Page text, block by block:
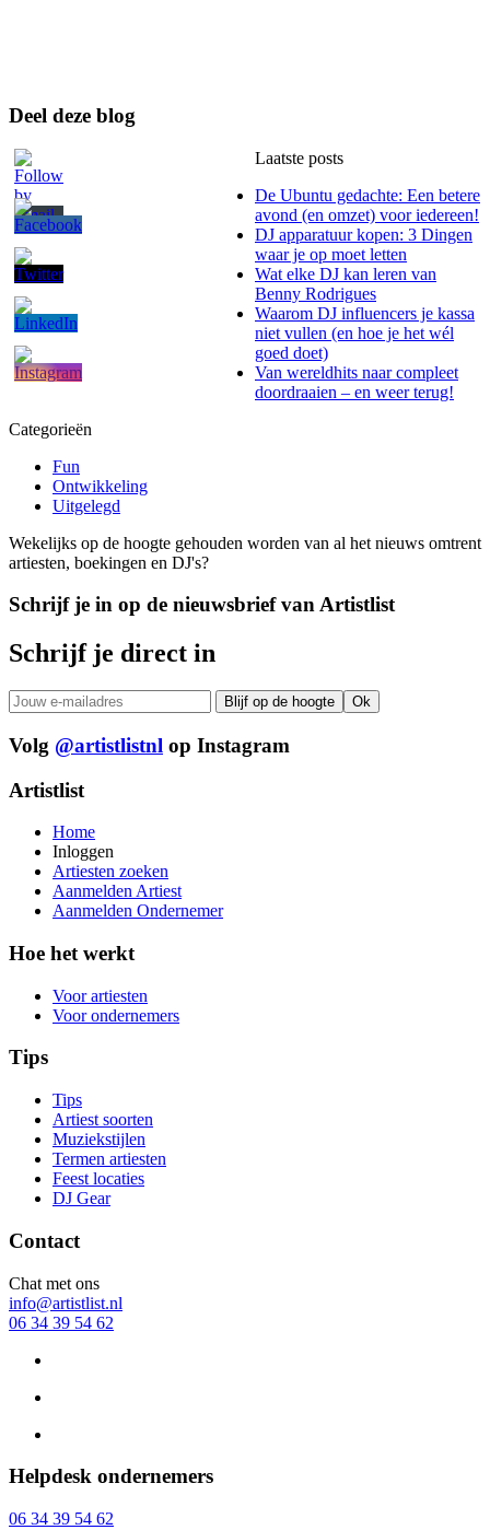
Deel deze blog
Laatste posts
De Ubuntu gedachte: Een betere
avond (en omzet) voor iedereen!
DJ apparatuur kopen: 3 Dingen
waar je op moet letten
Wat elke DJ kan leren van
Benny Rodrigues
Waarom DJ influencers je kassa
niet vullen (en hoe je het wél
goed doet)
Van wereldhits naar compleet
doordraaien – en weer terug!
Categorieën
Fun
Ontwikkeling
Uitgelegd
Wekelijks op de hoogte gehouden worden van al het nieuws omtrent
artiesten, boekingen en DJ's?
Schrijf je in op de nieuwsbrief van Artistlist
Schrijf je direct in
Volg @artistlistnl op Instagram
Artistlist
Home
Inloggen
Artiesten zoeken
Aanmelden Artiest
Aanmelden Ondernemer
Hoe het werkt
Voor artiesten
Voor ondernemers
Tips
Tips
Artiest soorten
Muziekstijlen
Termen artiesten
Feest locaties
DJ Gear
Contact
Chat met ons
info@artistlist.nl
06 34 39 54 62
Helpdesk ondernemers
06 34 39 54 62